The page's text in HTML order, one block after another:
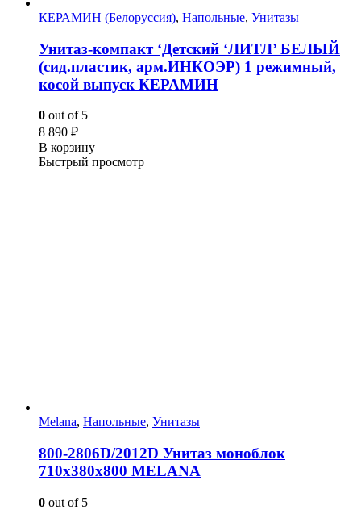
КЕРАМИН (Белоруссия), Напольные, Унитазы
Унитаз-компакт ‘Детский ‘ЛИТЛ’ БЕЛЫЙ
(сид.пластик, арм.ИНКОЭР) 1 режимный,
косой выпуск КЕРАМИН
0 out of 5
8 890 ₽
В корзину
Быстрый просмотр
Melana, Напольные, Унитазы
800-2806D/2012D Унитаз моноблок
710х380х800 MELANA
0 out of 5